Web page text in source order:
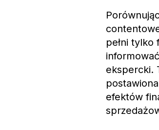
pełni tylko
ekspercki.
efektów